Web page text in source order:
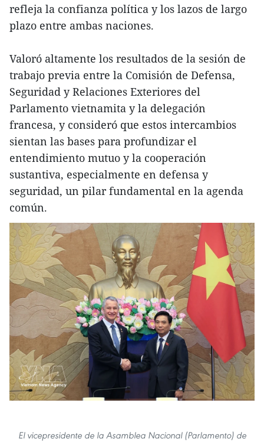
refleja la confianza política y los lazos de largo
plazo entre ambas naciones.
Valoró altamente los resultados de la sesión de
trabajo previa entre la Comisión de Defensa,
Seguridad y Relaciones Exteriores del
Parlamento vietnamita y la delegación
francesa, y consideró que estos intercambios
sientan las bases para profundizar el
entendimiento mutuo y la cooperación
sustantiva, especialmente en defensa y
seguridad, un pilar fundamental en la agenda
común.
El vicepresidente de la Asamblea Nacional (Parlamento) de